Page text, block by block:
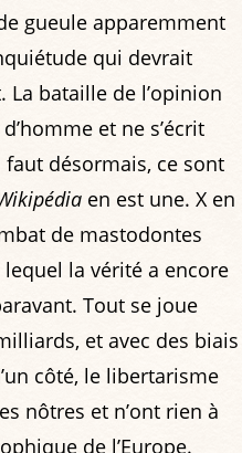
gueule apparemment
qui devrait
bataille de l’opinion
et ne s’écrit
faut désormais, ce sont
en est une. X en
de mastodontes
lequel la vérité a encore
Tout se joue
et avec des biais
côté, le libertarisme
nôtres et n’ont rien à
de l’Europe.